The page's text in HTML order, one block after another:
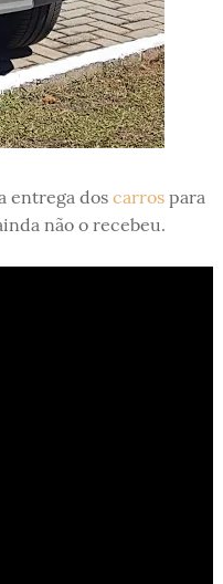
entrega dos carrospara
não o recebeu.